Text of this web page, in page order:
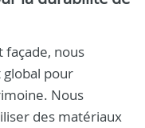
nous
pour
Nous
des matériaux